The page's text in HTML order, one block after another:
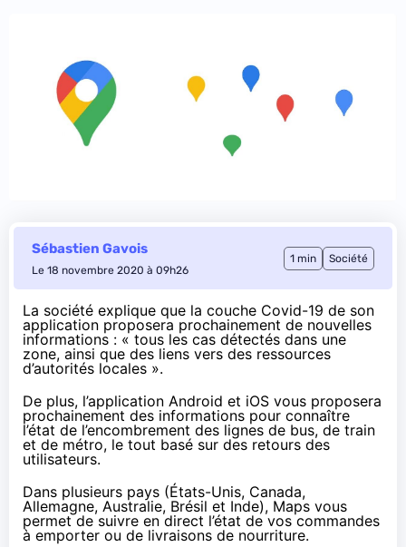
Sébastien Gavois
Le 18 novembre 2020 à 09h26
1 min Société
La société explique que la couche Covid-19 de son
application proposera prochainement de nouvelles
informations : « tous les cas détectés dans une
zone, ainsi que des liens vers des ressources
d’autorités locales ».
De plus, l’application Android et iOS vous proposera
prochainement des informations pour connaître
l’état de l’encombrement des lignes de bus, de train
et de métro, le tout basé sur des retours des
utilisateurs.
Dans plusieurs pays (États-Unis, Canada,
Allemagne, Australie, Brésil et Inde), Maps vous
permet de suivre en direct l’état de vos commandes
à emporter ou de livraisons de nourriture.